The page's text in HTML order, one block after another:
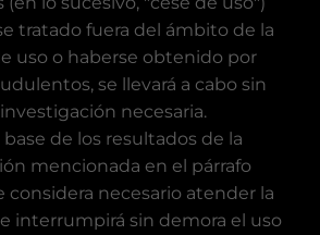
tratado fuera del ámbito de la
uso o haberse obtenido por
se llevará a cabo sin
necesaria.
base de los resultados de la
mencionada en el párrafo
considera necesario atender la
interrumpirá sin demora el uso